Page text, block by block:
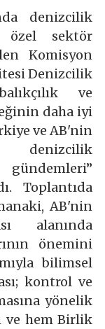
denizcilik
özel sektör
Komisyon
Denizcilik
ve
daha iyi
ve AB'nin
denizcilik
Toplantıda
AB'nin
alanında
önemini
bilimsel
kontrol ve
yönelik
ve hem Birlik